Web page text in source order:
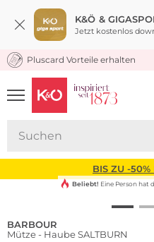
K&Ö &
Jetzt kostenlos
KOSTENLOSER
Pluscard Vorteile erhalten
UNSERE APP
CLICK &
BIS ZU -50%
Beliebt! Eine Person hat
BARBOUR
Mütze - Haube SALTBURN